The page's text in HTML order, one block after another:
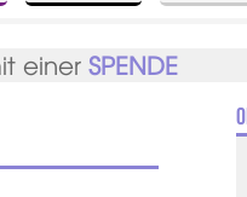
einerSPENDE